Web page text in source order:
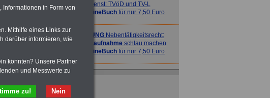
weitere
zum
Dienst: TVöD und TV-L
OnlineBuch für nur 7,50 Euro
ACHTUNG Nebentätigkeitsrecht:
vor Jobaufnahmeschlau machen
OnlineBuch für nur 7,50 Euro
in Form von
Mithilfe eines Links zur
darüber informieren, wie
könnten? Unsere Partner
und Messwerte zu
Nein
zu!